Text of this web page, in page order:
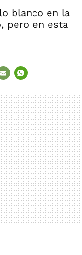
blanco en la
pero en esta